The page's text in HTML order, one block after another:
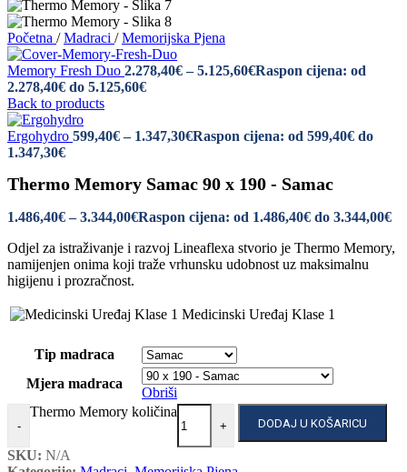
Početna / Madraci / Memorijska Pjena
Memory Fresh Duo 2.278,40€ – 5.125,60€Raspon cijena: od
2.278,40€ do 5.125,60€
Back to products
Ergohydro 599,40€ – 1.347,30€Raspon cijena: od 599,40€ do
1.347,30€
Thermo Memory Samac 90 x 190 - Samac
1.486,40€ – 3.344,00€Raspon cijena: od 1.486,40€ do 3.344,00€
Odjel za istraživanje i razvoj Lineaflexa stvorio je Thermo Memory,
namijenjen onima koji traže vrhunsku udobnost uz maksimalnu
higijenu i prozračnost.
Medicinski Uređaj Klase 1
Tip madraca
Mjera madraca
Obriši
-
Thermo Memory količina
+ DODAJ U KOŠARICU
SKU: N/A